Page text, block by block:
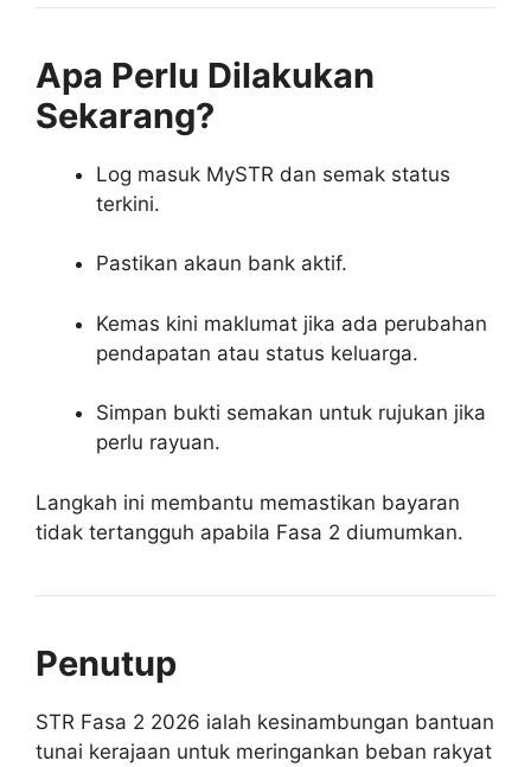
Apa Perlu Dilakukan
Sekarang?
Log masuk MySTR dan semak status
terkini.
Pastikan akaun bank aktif.
Kemas kini maklumat jika ada perubahan
pendapatan atau status keluarga.
Simpan bukti semakan untuk rujukan jika
perlu rayuan.
Langkah ini membantu memastikan bayaran
tidak tertangguh apabila Fasa 2 diumumkan.
Penutup
STR Fasa 2 2026 ialah kesinambungan bantuan
tunai kerajaan untuk meringankan beban rakyat